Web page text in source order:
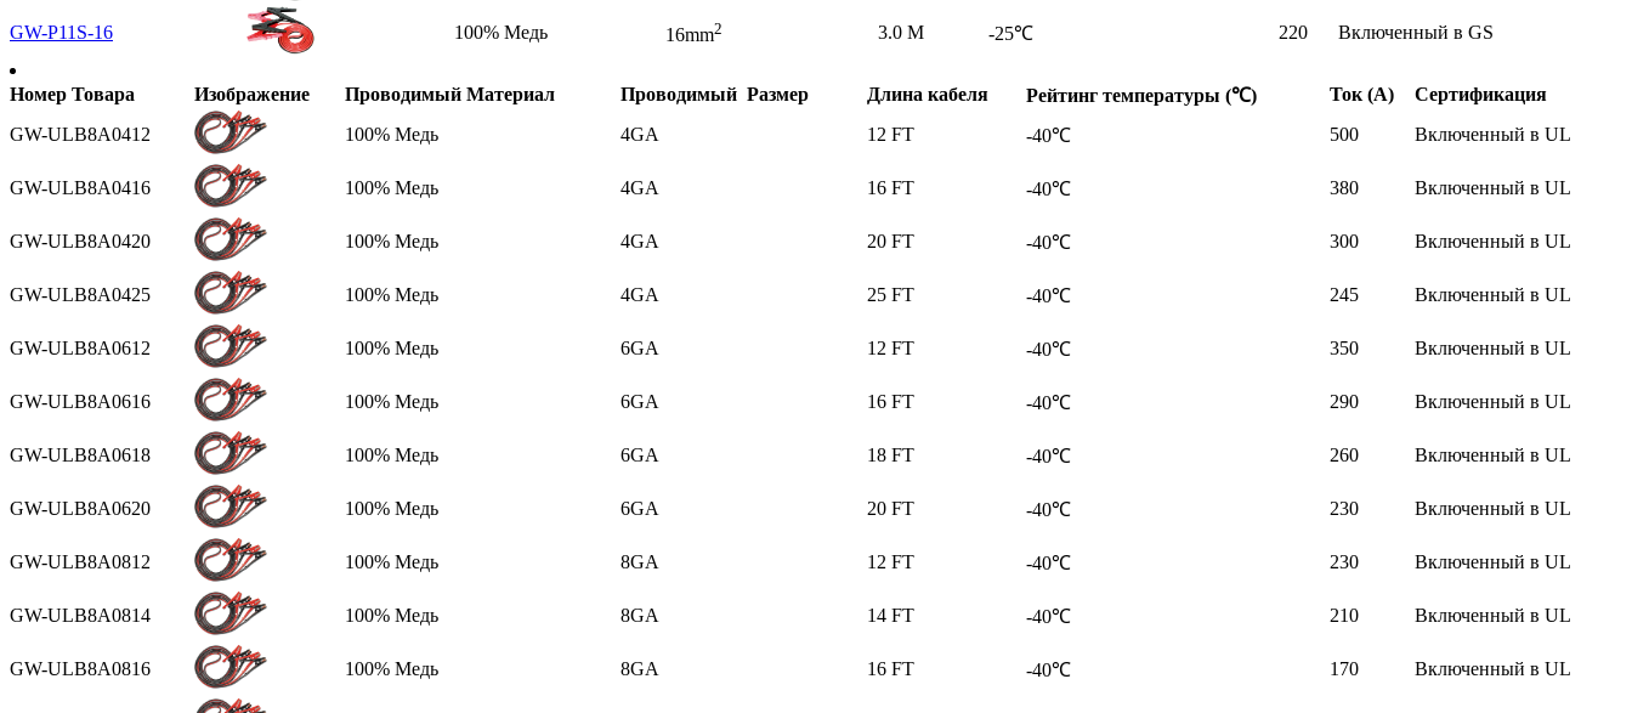
GW-P11S-16 100% Медь 16mm2 3.0 M -25℃ 220 Включенный в GS
Номер Товара Изображение Проводимый Материал Проводимый Размер Длина кабеля Рейтинг температуры (℃) Ток (A)
Сертификация
GW-ULB8A0412
100% Медь 4GA 12 FT -40℃ 500 Включенный в UL
GW-ULB8A0416 100% Медь 4GA 16 FT -40℃ 380 Включенный в UL
GW-ULB8A0420 100% Медь 4GA 20 FT -40℃ 300 Включенный в UL
GW-ULB8A0425 100% Медь 4GA 25 FT -40℃ 245 Включенный в UL
GW-ULB8A0612 100% Медь 6GA 12 FT -40℃ 350 Включенный в UL
GW-ULB8A0616 100% Медь 6GA 16 FT -40℃ 290 Включенный в UL
GW-ULB8A0618 100% Медь 6GA 18 FT -40℃ 260 Включенный в UL
GW-ULB8A0620 100% Медь 6GA 20 FT -40℃ 230 Включенный в UL
GW-ULB8A0812 100% Медь 8GA 12 FT -40℃ 230 Включенный в UL
GW-ULB8A0814 100% Медь 8GA 14 FT -40℃ 210 Включенный в UL
GW-ULB8A0816 100% Медь 8GA 16 FT -40℃ 170 Включенный в UL